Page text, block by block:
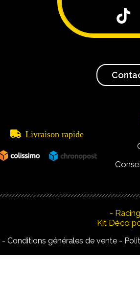

 Livraison rapide
-
Kit Déco
Conditions générales de vente